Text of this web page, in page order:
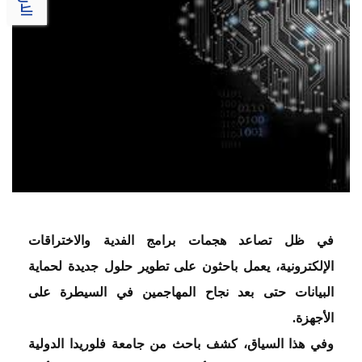
في ظل تصاعد هجمات برامج الفدية والاختراقات
الإلكترونية، يعمل باحثون على تطوير حلول جديدة لحماية
البيانات حتى بعد نجاح المهاجمين في السيطرة على
الأجهزة.
وفي هذا السياق، كشف باحث من جامعة فلوريدا الدولية